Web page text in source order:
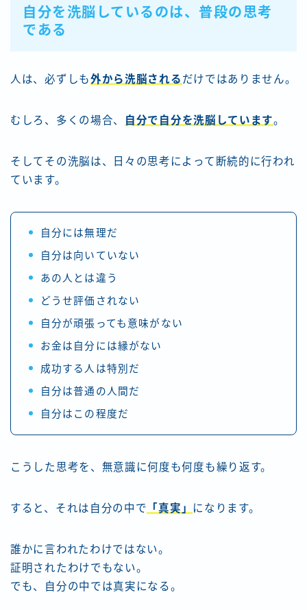
自分を洗脳しているのは、普段の思考
である
人は、必ずしも外から洗脳される だけではありません。
むしろ、多くの場合、 自分で自分を洗脳しています。
そしてその洗脳は、日々の思考によって断続的に行われ
ています。
自分には無理だ
自分は向いていない
あの人とは違う
どうせ評価されない
自分が頑張っても意味がない
お金は自分には縁がない
成功する人は特別だ
自分は普通の人間だ
自分はこの程度だ
こうした思考を、無意識に何度も何度も繰り返す。
すると、それは自分の中で 「真実」 になります。
誰かに言われたわけではない。
証明されたわけでもない。
でも、自分の中では真実になる。